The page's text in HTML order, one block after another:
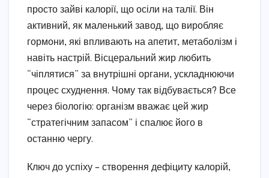
просто зайві калорії, що осіли на талії. Він
активний, як маленький завод, що виробляє
гормони, які впливають на апетит, метаболізм і
навіть настрій. Вісцеральний жир любить
“чіплятися” за внутрішні органи, ускладнюючи
процес схуднення. Чому так відбувається? Все
через біологію: організм вважає цей жир
“стратегічним запасом” і спалює його в
останню чергу.
Ключ до успіху – створення дефіциту калорій,